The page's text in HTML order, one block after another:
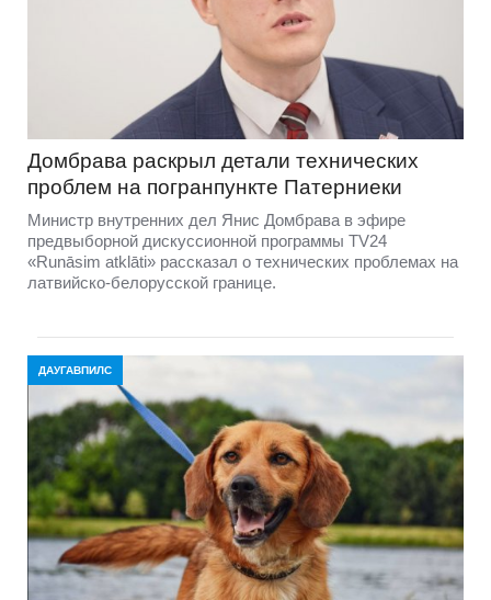
Домбравa раскрыл детали технических
проблем на погранпункте Патерниеки
Министр внутренних дел Янис Домбрава в эфире
предвыборной дискуссионной программы TV24
«Runāsim atklāti» рассказал о технических проблемах на
латвийско-белорусской границе.
ДАУГАВПИЛС